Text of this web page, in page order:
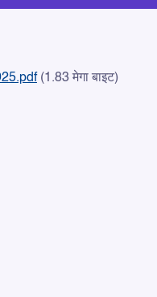
Highway
(1.83 मेगा बाइट)